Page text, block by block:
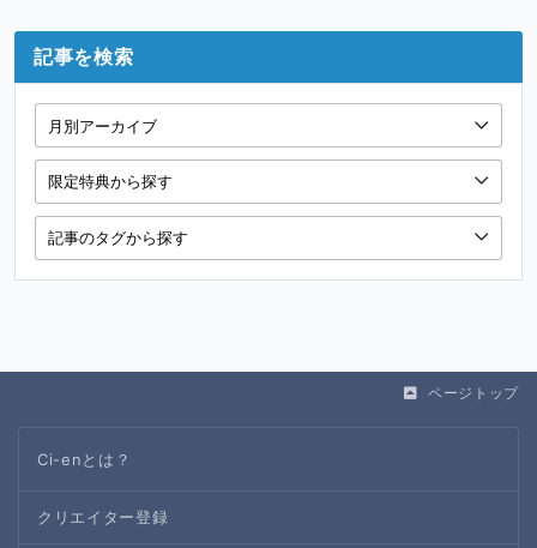
記事を検索
ページトップ
Ci-enとは？
クリエイター登録